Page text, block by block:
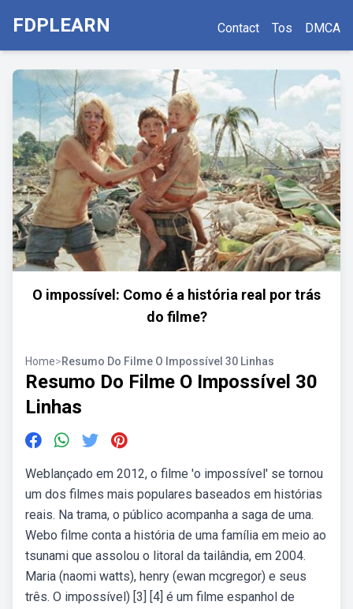
FDPLEARN Contact Tos DMCA
O impossível: Como é a história real por trás
do filme?
Home>Resumo Do Filme O Impossível 30 Linhas
Resumo Do Filme O Impossível 30
Linhas
Weblançado em 2012, o filme 'o impossível' se tornou
um dos filmes mais populares baseados em histórias
reais. Na trama, o público acompanha a saga de uma.
Webo filme conta a história de uma família em meio ao
tsunami que assolou o litoral da tailândia, em 2004.
Maria (naomi watts), henry (ewan mcgregor) e seus
três. O impossível) [3] [4] é um filme espanhol de